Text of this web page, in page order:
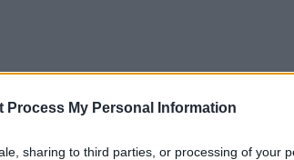
Process My Personal Information
sharing to third parties, or processing of your